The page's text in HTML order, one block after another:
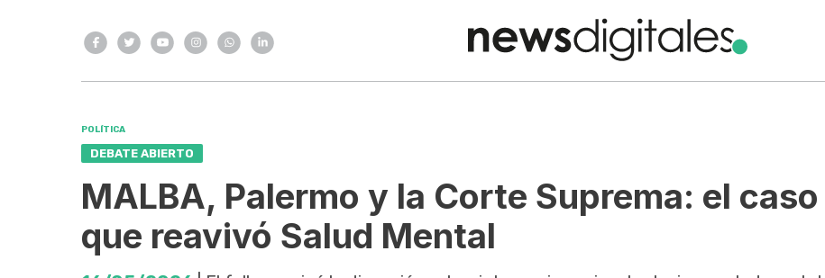
POLÍTICA
DEBATE ABIERTO
MALBA, Palermo y la Corte Suprema: el caso
que reavivó Salud Mental